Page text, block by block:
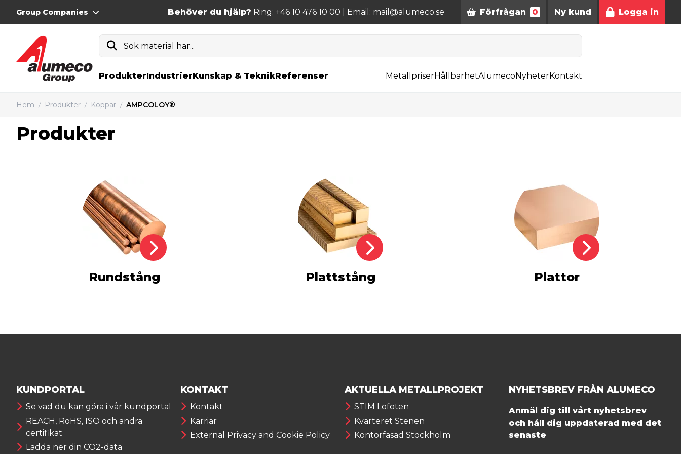
Group Companies Behöver du hjälp? Ring: +46 10 476 10 00 | Email: mail@alumeco.se Förfrågan 0 Ny kund Logga in
Sök material här...
ProdukterIndustrierKunskap & TeknikReferenser MetallpriserHållbarhetAlumecoNyheterKontakt
Hem / Produkter / Koppar / AMPCOLOY®
Produkter
Rundstång Plattstång Plattor
KUNDPORTAL
Se vad du kan göra i vår kundportal
REACH, RoHS, ISO och andra
certifikat
Ladda ner din CO2-data
KONTAKT
Kontakt
Karriär
External Privacy and Cookie Policy
AKTUELLA METALLPROJEKT
STIM Lofoten
Kvarteret Stenen
Kontorfasad Stockholm
NYHETSBREV FRÅN ALUMECO
Anmäl dig till vårt nyhetsbrev
och håll dig uppdaterad med det
senaste